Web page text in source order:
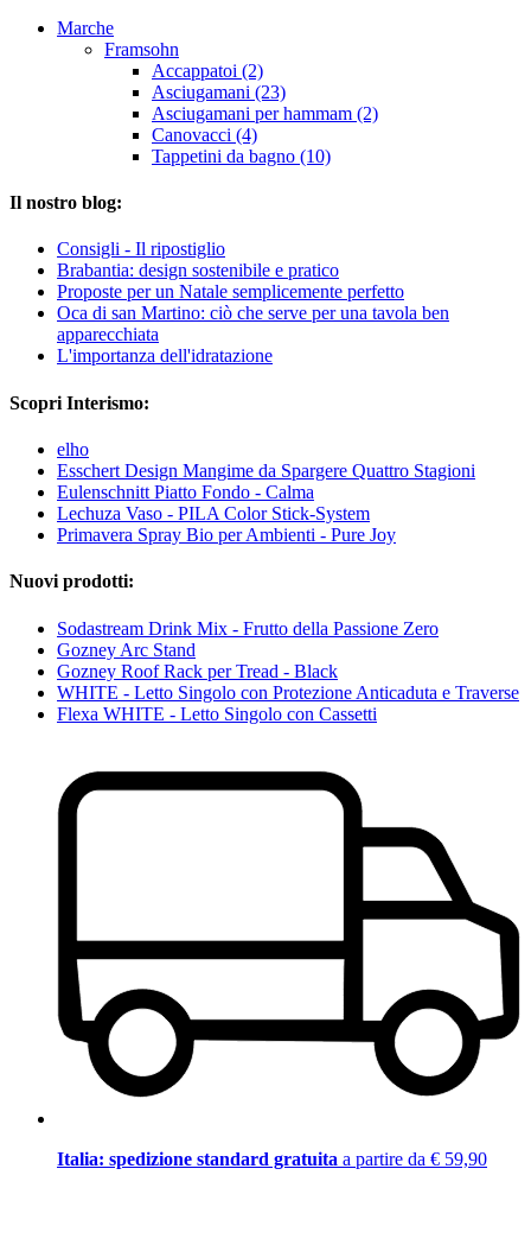
Marche
Framsohn
Accappatoi (2)
Asciugamani (23)
Asciugamani per hammam (2)
Canovacci (4)
Tappetini da bagno (10)
Il nostro blog:
Consigli - Il ripostiglio
Brabantia: design sostenibile e pratico
Proposte per un Natale semplicemente perfetto
Oca di san Martino: ciò che serve per una tavola ben
apparecchiata
L'importanza dell'idratazione
Scopri Interismo:
elho
Esschert Design Mangime da Spargere Quattro Stagioni
Eulenschnitt Piatto Fondo - Calma
Lechuza Vaso - PILA Color Stick-System
Primavera Spray Bio per Ambienti - Pure Joy
Nuovi prodotti:
Sodastream Drink Mix - Frutto della Passione Zero
Gozney Arc Stand
Gozney Roof Rack per Tread - Black
WHITE - Letto Singolo con Protezione Anticaduta e Traverse
Flexa WHITE - Letto Singolo con Cassetti
Italia: spedizione standard gratuita a partire da € 59,90